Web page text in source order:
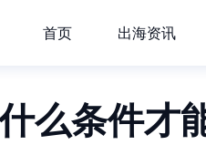
首页 出海资讯
么条件才